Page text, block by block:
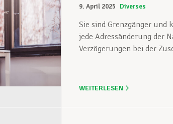
9. April 2025 Diverses
Sie sind Grenzgänger und
jede Adressänderung der
Verzögerungen bei der
WEITERLESEN